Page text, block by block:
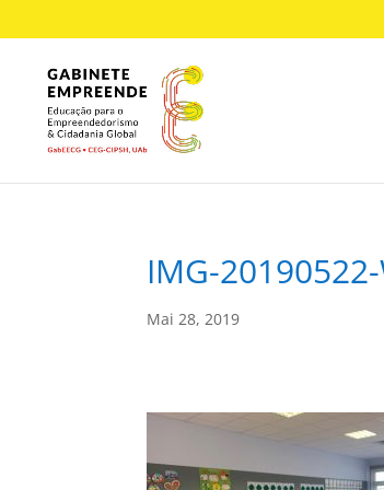
IMG-
Mai 28, 2019